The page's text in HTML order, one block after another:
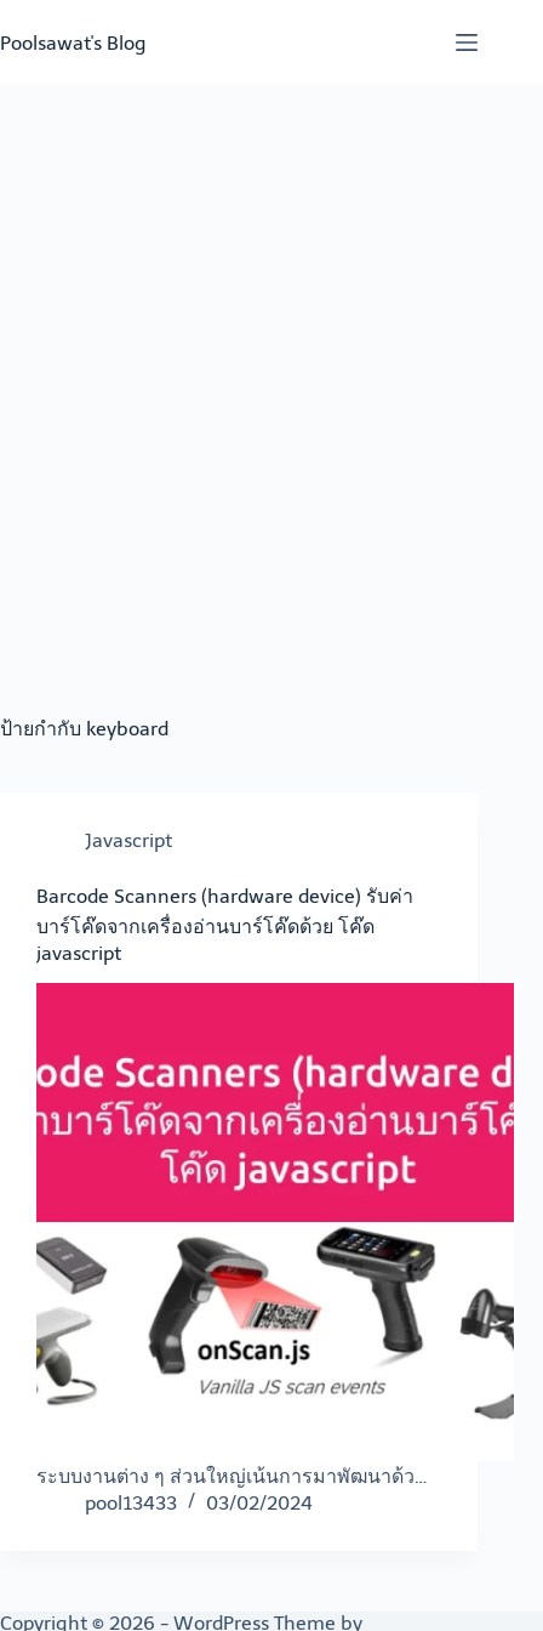
to
content
Poolsawat's Blog
ป้ายกำกับ keyboard
Javascript
Barcode Scanners (hardware device) รับค่า
บาร์โค๊ดจากเครื่องอ่านบาร์โค๊ดด้วย โค๊ด
javascript
ระบบงานต่าง ๆ ส่วนใหญ่เน้นการมาพัฒนาด้ว…
pool13433
03/02/2024
Copyright © 2026 - WordPress Theme by